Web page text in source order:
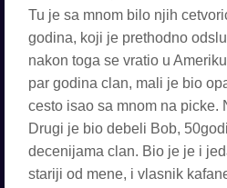
Tu je sa mnom bilo njih
godina, koji je prethodno
nakon toga se vratio u
par godina clan, mali je bio
cesto isao sa mnom na picke.
Drugi je bio debeli Bob,
decenijama clan. Bio je je i
stariji od mene, i vlasnik